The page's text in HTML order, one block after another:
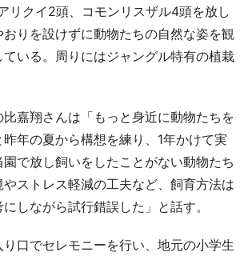
リクイ2頭、コモンリスザル4頭を放し
りを設けずに動物たちの自然な姿を観
いる。周りにはジャングル特有の植栽
嘉翔さんは「もっと身近に動物たちを
昨年の夏から構想を練り、1年かけて実
で放し飼いをしたことがない動物たち
ストレス軽減の工夫など、飼育方法は
しながら試行錯誤した」と話す。
口でセレモニーを行い、地元の小学生